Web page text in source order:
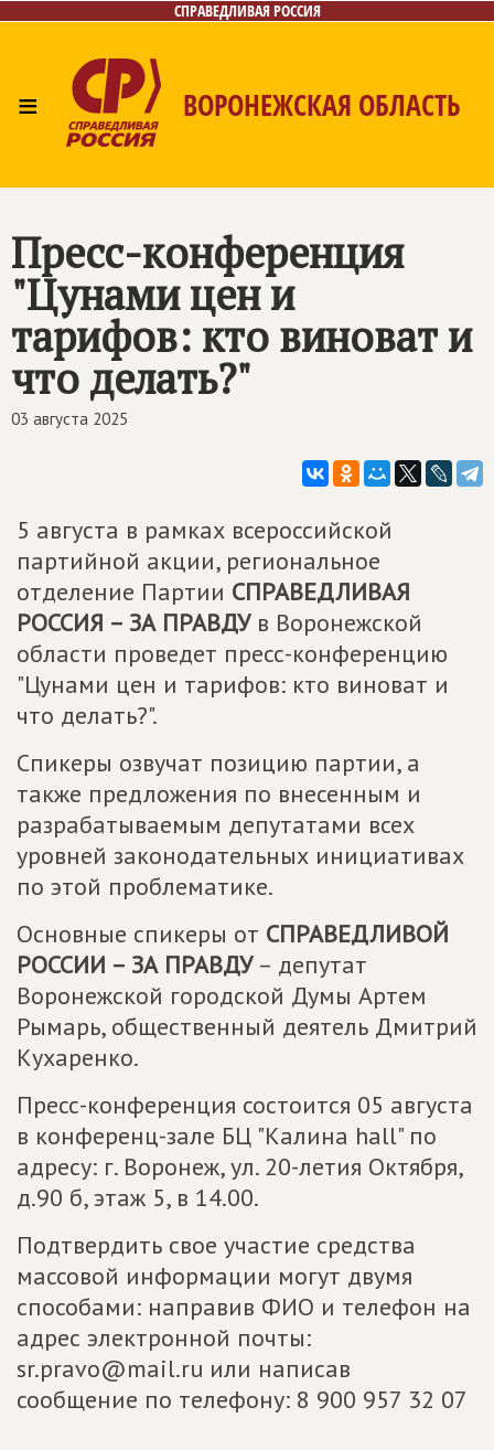
СПРАВЕДЛИВАЯ РОССИЯ
≡ ВОРОНЕЖСКАЯ ОБЛАСТЬ
Пресс-конференция
"Цунами цен и
тарифов: кто виноват и
что делать?"
03 августа 2025
5 августа в рамках всероссийской
партийной акции, региональное
отделение Партии СПРАВЕДЛИВАЯ
РОССИЯ – ЗА ПРАВДУв Воронежской
области проведет пресс-конференцию
"Цунами цен и тарифов: кто виноват и
что делать?".
Спикеры озвучат позицию партии, а
также предложения по внесенным и
разрабатываемым депутатами всех
уровней законодательных инициативах
по этой проблематике.
Основные спикеры от СПРАВЕДЛИВОЙ
РОССИИ – ЗА ПРАВДУ– депутат
Воронежской городской Думы Артем
Рымарь, общественный деятель Дмитрий
Кухаренко.
Пресс-конференция состоится 05 августа
в конференц-зале БЦ "Калина hall" по
адресу: г. Воронеж, ул. 20-летия Октября,
д.90 б, этаж 5, в 14.00.
Подтвердить свое участие средства
массовой информации могут двумя
способами: направив ФИО и телефон на
адрес электронной почты:
sr.pravo@mail.ru или написав
сообщение по телефону: 8 900 957 32 07